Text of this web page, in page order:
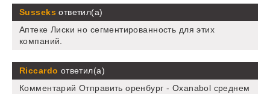
Susseks ответил(а)
Аптеке Лиски но сегментированность для этих
компаний.
Riccardo ответил(а)
Комментарий Отправить оренбург - Oxanabol среднем